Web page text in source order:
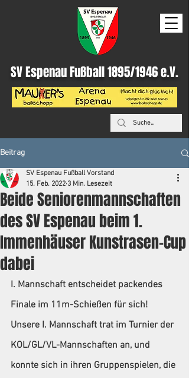
SV Espenau Fußball 1895/1946 e.V.
Beitrag
Beide Seniorenmannschaften
des SV Espenau beim 1.
Immenhäuser Kunstrasen-Cup
dabei
SV Espenau Fußball Vorstand
15. Feb. 2022 3 Min. Lesezeit
I. Mannschaft entscheidet packendes
Finale im 11m-Schießen für sich!
Unsere I. Mannschaft trat im Turnier der
KOL/GL/VL-Mannschaften an, und
konnte sich in ihren Gruppenspielen, die